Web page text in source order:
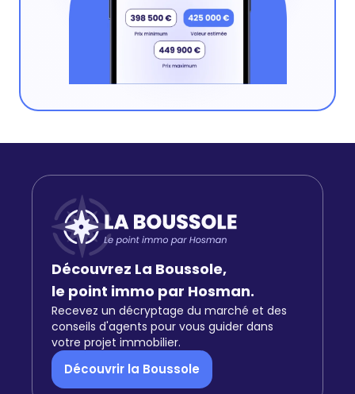
Découvrez La Boussole,
le point immo par Hosman.
Recevez un décryptage du marché et des
conseils d'agents pour vous guider dans
votre projet immobilier.
Découvrir la Boussole